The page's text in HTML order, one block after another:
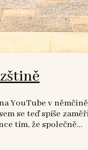
YouTube v
se teď spíše
tím, že společně...